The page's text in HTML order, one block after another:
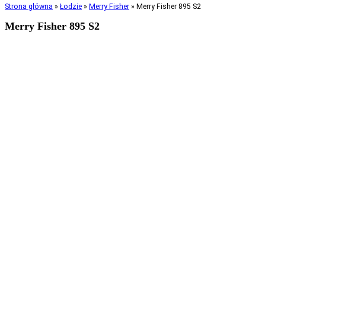
Strona główna » Łodzie » Merry Fisher » Merry Fisher 895 S2
Merry Fisher 895 S2